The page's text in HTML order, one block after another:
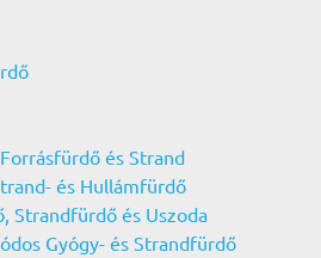
és Strand
és Hullámfürdő
Strandfürdő és Uszoda
Gyógy- és Strandfürdő